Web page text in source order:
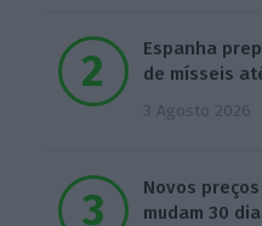
Espanha
de mísseis
3 Agosto 2026
Novos
mudam 30